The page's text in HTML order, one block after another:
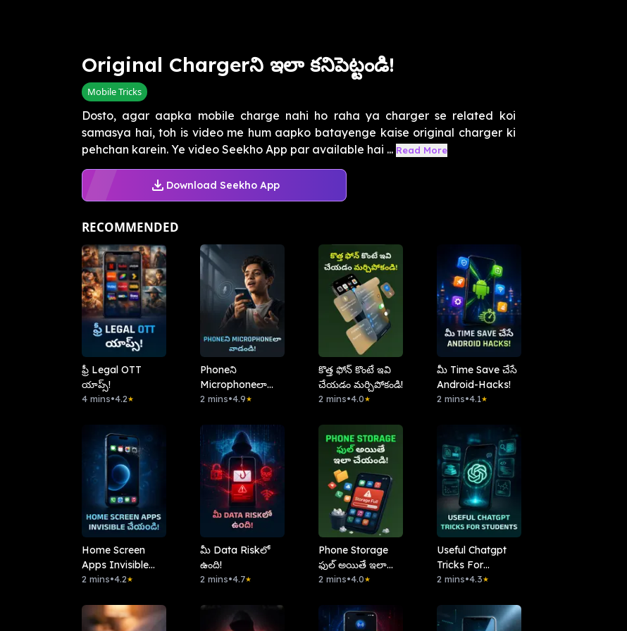
Original Chargerని ఇలా కనిపెట్టండి!
Mobile Tricks
Dosto, agar aapka mobile charge nahi ho raha ya charger se related koi
samasya hai, toh is video me hum aapko batayenge kaise original charger ki
pehchan karein. Ye video Seekho App par available hai ... Read More
Download Seekho App
RECOMMENDED
ఫ్రీ Legal OTT
యాప్స్!
4 mins•4.2★
Phoneని
Microphoneలా
వాడండి!
2 mins•4.9★
కొత్త ఫోన్ కొంటే ఇవి
చేయడం మర్చిపోకండి!
2 mins•4.0★
మీ Time Save చేసే
Android-Hacks!
2 mins•4.1★
Home Screen
Apps Invisible
చేయండి!
2 mins•4.2★
మీ Data Riskలో
ఉంది!
2 mins•4.7★
Phone Storage
ఫుల్ అయితే ఇలా
చేయండి!
2 mins•4.0★
Useful Chatgpt
Tricks For
Students
2 mins•4.3★